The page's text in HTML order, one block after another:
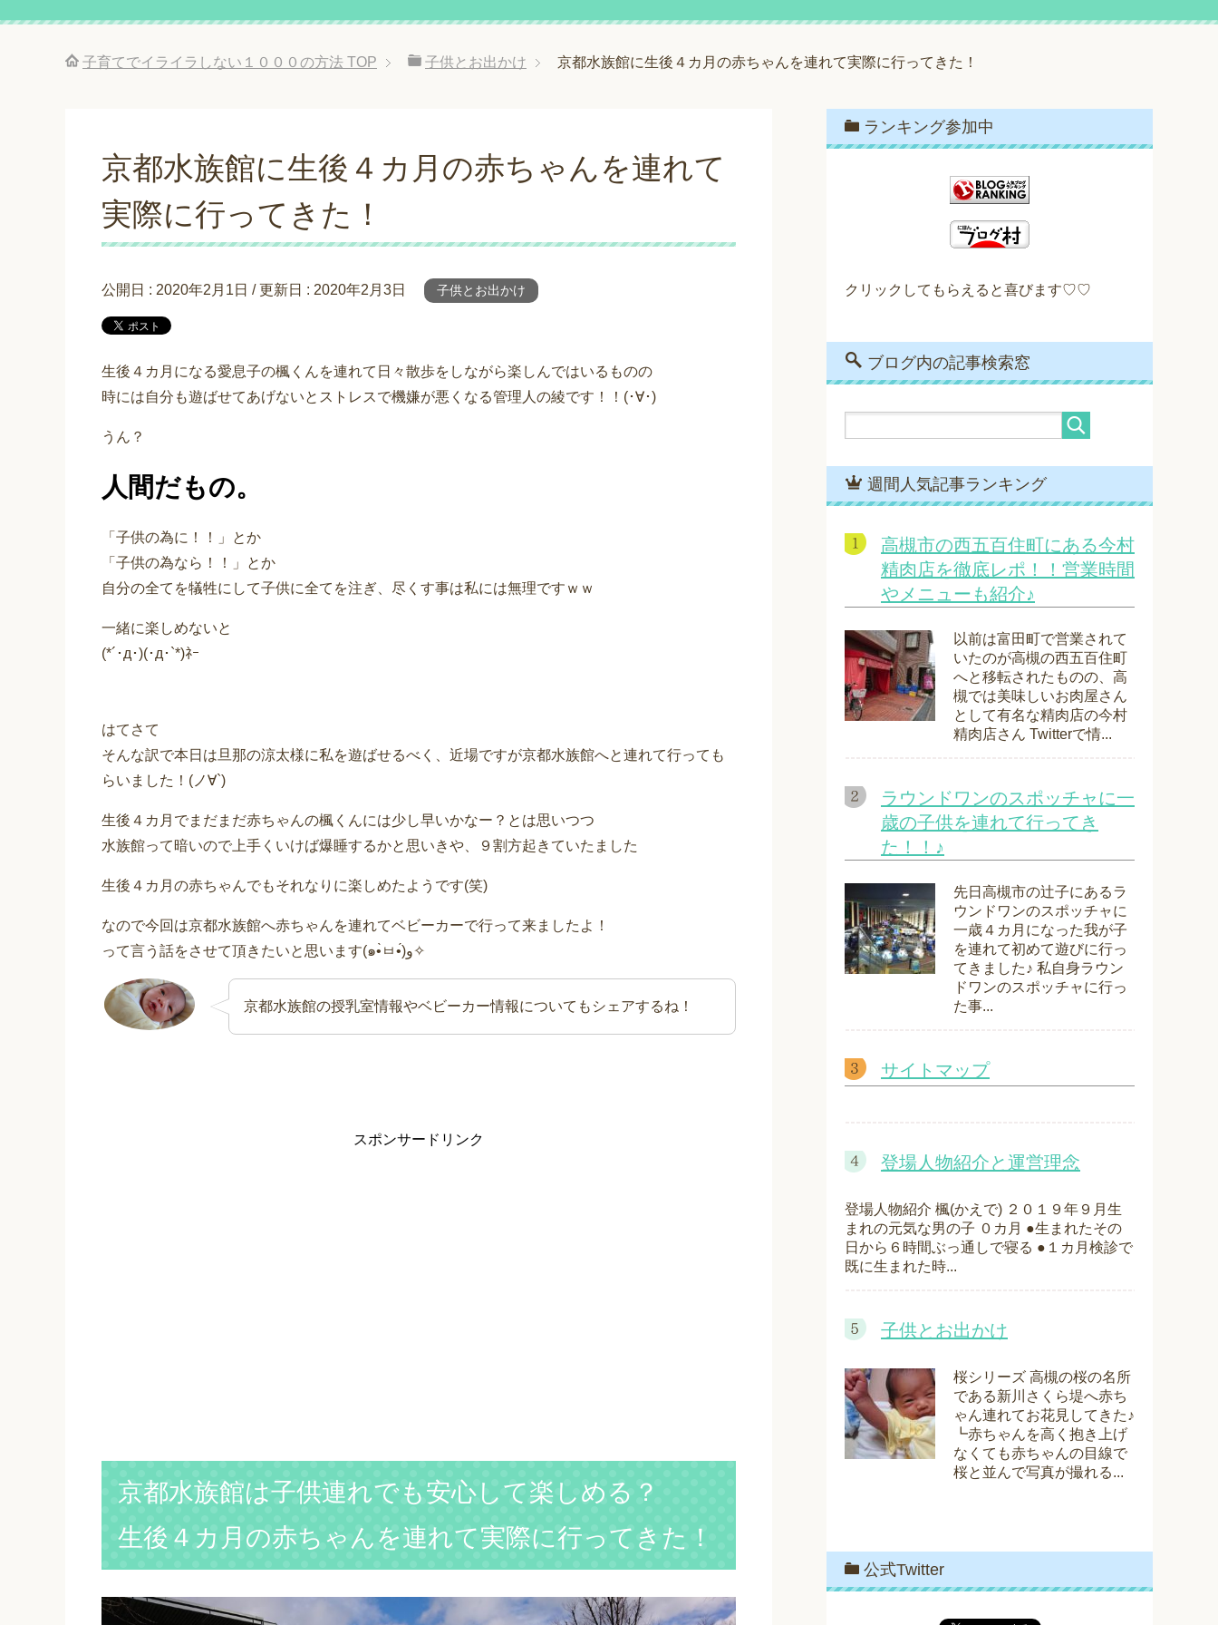
子育てでイライラしない１０００の方法 TOP 子供とお出かけ 京都水族館に生後４カ月の赤ちゃんを連れて実際に行ってきた！
京都水族館に生後４カ月の赤ちゃんを連れて
実際に行ってきた！
公開日 : 2020年2月1日 / 更新日 : 2020年2月3日 子供とお出かけ
生後４カ月になる愛息子の楓くんを連れて日々散歩をしながら楽しんではいるものの
時には自分も遊ばせてあげないとストレスで機嫌が悪くなる管理人の綾です！！(･∀･)
うん？
人間だもの。
「子供の為に！！」とか
「子供の為なら！！」とか
自分の全てを犠牲にして子供に全てを注ぎ、尽くす事は私には無理ですｗｗ
一緒に楽しめないと
(*´･д･)(･д･`*)ﾈｰ
はてさて
そんな訳で本日は旦那の涼太様に私を遊ばせるべく、近場ですが京都水族館へと連れて行っても
らいました！(ノ∀`)
生後４カ月でまだまだ赤ちゃんの楓くんには少し早いかなー？とは思いつつ
水族館って暗いので上手くいけば爆睡するかと思いきや、９割方起きていたました
生後４カ月の赤ちゃんでもそれなりに楽しめたようです(笑)
なので今回は京都水族館へ赤ちゃんを連れてベビーカーで行って来ましたよ！
って言う話をさせて頂きたいと思います(๑•̀ㅂ•́)و✧
京都水族館の授乳室情報やベビーカー情報についてもシェアするね！
スポンサードリンク
京都水族館は子供連れでも安心して楽しめる？
生後４カ月の赤ちゃんを連れて実際に行ってきた！
ランキング参加中
クリックしてもらえると喜びます♡♡
ブログ内の記事検索窓
週間人気記事ランキング
高槻市の西五百住町にある今村
精肉店を徹底レポ！！営業時間
やメニューも紹介♪
以前は富田町で営業されて
いたのが高槻の西五百住町
へと移転されたものの、高
槻では美味しいお肉屋さん
として有名な精肉店の今村
精肉店さん Twitterで情...
ラウンドワンのスポッチャに一
歳の子供を連れて行ってき
た！！♪
先日高槻市の辻子にあるラ
ウンドワンのスポッチャに
一歳４カ月になった我が子
を連れて初めて遊びに行っ
てきました♪ 私自身ラウン
ドワンのスポッチャに行っ
た事...
サイトマップ
登場人物紹介と運営理念
登場人物紹介 楓(かえで) ２０１９年９月生
まれの元気な男の子 ０カ月 ●生まれたその
日から６時間ぶっ通しで寝る ●１カ月検診で
既に生まれた時...
子供とお出かけ
桜シリーズ 高槻の桜の名所
である新川さくら堤へ赤ち
ゃん連れてお花見してきた♪
┗赤ちゃんを高く抱き上げ
なくても赤ちゃんの目線で
桜と並んで写真が撮れる...
公式Twitter